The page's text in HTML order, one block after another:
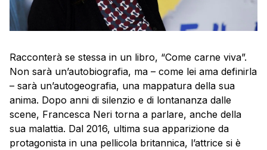
Racconterà se stessa in un libro, “Come carne viva”.
Non sarà un’autobiografia, ma – come lei ama definirla
– sarà un’autogeografia, una mappatura della sua
anima. Dopo anni di silenzio e di lontananza dalle
scene, Francesca Neri torna a parlare, anche della
sua malattia. Dal 2016, ultima sua apparizione da
protagonista in una pellicola britannica, l’attrice si è